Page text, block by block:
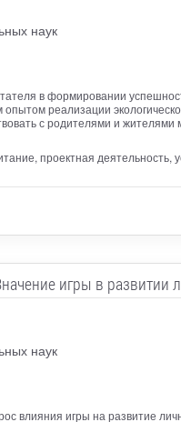
наук
в формировании
опытом реализации
с родителями и жителями
проектная
игры в развитии
наук
влияния игры на развитие